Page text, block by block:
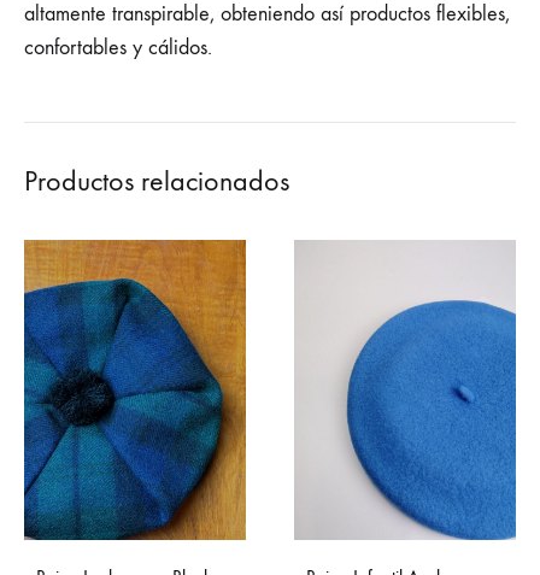
altamente transpirable, obteniendo así productos flexibles,
confortables y cálidos.
Productos relacionados